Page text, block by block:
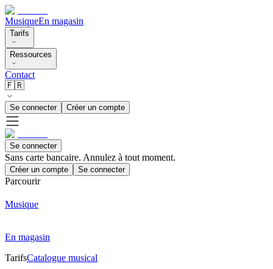
MusiqueEn magasin
Tarifs
Ressources
Contact
🇫🇷
Se connecter Créer un compte
Se connecter
Sans carte bancaire. Annulez à tout moment.
Créer un compte Se connecter
Parcourir
Musique
En magasin
TarifsCatalogue musical